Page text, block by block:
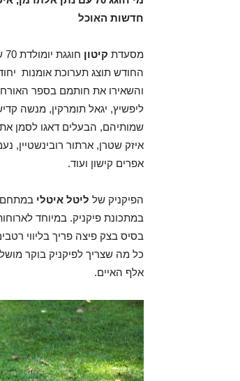
חדשות האוכל
מסעדת קיטון
החודש תוצג תערוכת אומנות
והשאירו את חותמם בספר
ליפשיץ, יגאל תומרקין, מנשה
שמותיהם, הבעלים דאגו לסמן
איזק שטרן, ארתור רובינשטיין,
אפרים קישון ועוד.
הפיקניק של ליטל איטלי במתחם
במתכונת פיקניק. במיוחד
בסיס בצק פיצה פריך בליווי
כל מה שצריך לפיקניק בוקר
אלף האיים.